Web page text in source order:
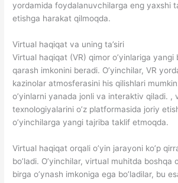
yordamida foydalanuvchilarga eng yaxshi
etishga harakat qilmoqda.
Virtual haqiqat va uning ta’siri
Virtual haqiqat (VR) qimor o’yinlariga yangi
qarash imkonini beradi. O’yinchilar, VR
kazinolar atmosferasini his qilishlari
o’yinlarni yanada jonli va interaktiv qiladi. ,
texnologiyalarini o’z platformasida joriy
o’yinchilarga yangi tajriba taklif etmoqda.
Virtual haqiqat orqali o’yin jarayoni ko’p
bo’ladi. O’yinchilar, virtual muhitda boshqa
birga o’ynash imkoniga ega bo’ladilar, bu